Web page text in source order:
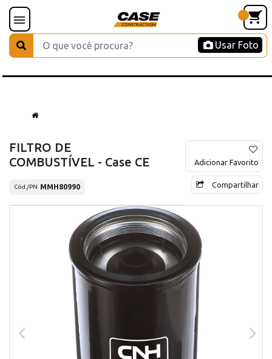
Usar Foto
FILTRO DE
COMBUSTÍVEL - Case CE
Cód./PN MMH80990
Adicionar Favorito
Compartilhar